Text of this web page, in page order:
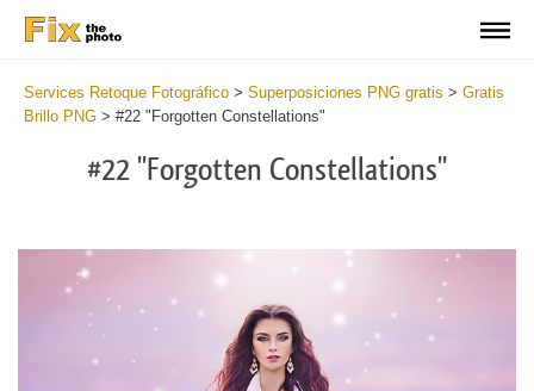
Services Retoque Fotográfico > Superposiciones PNG gratis > Gratis
Brillo PNG > #22 "Forgotten Constellations"
#22 "Forgotten Constellations"